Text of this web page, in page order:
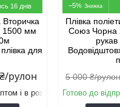
16 днів
Вторичка
1500 мм
для
рулон
і в роздріб
–5%
Плівка
Союз Чорна
5 000 ₴/рулон
Готово до